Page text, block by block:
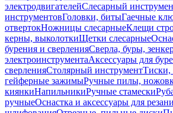
электродвигателейСлесарный
инструментовГоловки, битыГаечные
отвертокНожницы слесарныеКлещи
керны, выколоткиЩетки слесарные
бурения и сверленияСверла, буры,
электроинструментаАксессуары для
сверленияСтолярный инструментТиски,
гейферные зажимыРучные пилы,
киянкиНапильникиРучные стамески
ручныеОснастка и аксессуары для